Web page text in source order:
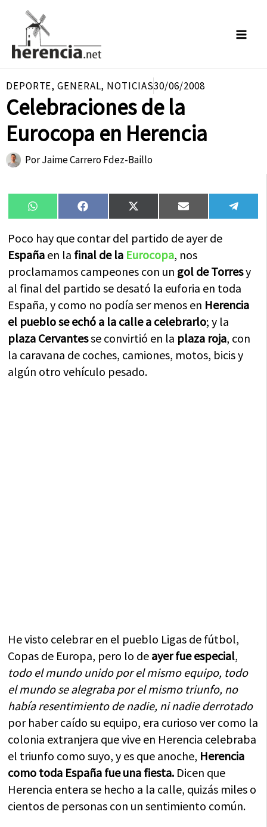
contenido
DEPORTE,GENERAL, NOTICIAS30/06/2008
Celebraciones de la
Eurocopa en Herencia
PorJaime Carrero Fdez-Baillo
Compartir
en
WhatsAppCompartir
en
FacebookCompartir
en
X
(Twitter)
Compartir
en
Email
en
Poco hay que contar del partido de ayer de
España en la final de la Eurocopa, nos
proclamamos campeones con un gol de Torresy
al final del partido se desató la euforia en toda
España, y como no podía ser menos en Herencia
el pueblo se echó a la calle a celebrarlo; y la
plaza Cervantesse convirtió en la plaza roja, con
la caravana de coches, camiones, motos, bicis y
algún otro vehículo pesado.
He visto celebrar en el pueblo Ligas de fútbol,
Copas de Europa, pero lo de ayer fue especial,
todo el mundo unido por el mismo equipo, todo
el mundo se alegraba por el mismo triunfo, no
había resentimiento de nadie, ni nadie derrotado
por haber caído su equipo, era curioso ver como la
colonia extranjera que vive en Herencia celebraba
el triunfo como suyo, y es que anoche, Herencia
como toda España fue una fiesta. Dicen que
Herencia entera se hecho a la calle, quizás miles o
cientos de personas con un sentimiento común.